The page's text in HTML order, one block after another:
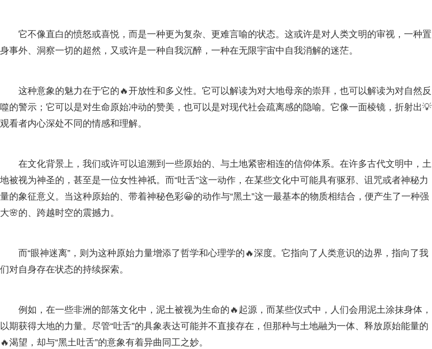
它不像直白的愤怒或喜悦，而是一种更为复杂、更难言喻的状态。这或许是对人类文明的审视，一种置
身事外、洞察一切的超然，又或许是一种自我沉醉，一种在无限宇宙中自我消解的迷茫。
这种意象的魅力在于它的🔥开放性和多义性。它可以解读为对大地母亲的崇拜，也可以解读为对自然反
噬的警示；它可以是对生命原始冲动的赞美，也可以是对现代社会疏离感的隐喻。它像一面棱镜，折射出💡
观看者内心深处不同的情感和理解。
在文化背景上，我们或许可以追溯到一些原始的、与土地紧密相连的信仰体系。在许多古代文明中，土
地被视为神圣的，甚至是一位女性神祇。而“吐舌”这一动作，在某些文化中可能具有驱邪、诅咒或者神秘力
量的象征意义。当这种原始的、带着神秘色彩😀的动作与“黑土”这一最基本的物质相结合，便产生了一种强
大🌸的、跨越时空的震撼力。
而“眼神迷离”，则为这种原始力量增添了哲学和心理学的🔥深度。它指向了人类意识的边界，指向了我
们对自身存在状态的持续探索。
例如，在一些非洲的部落文化中，泥土被视为生命的🔥起源，而某些仪式中，人们会用泥土涂抹身体，
以期获得大地的力量。尽管“吐舌”的具象表达可能并不直接存在，但那种与土地融为一体、释放原始能量的
🔥渴望，却与“黑土吐舌”的意象有着异曲同工之妙。